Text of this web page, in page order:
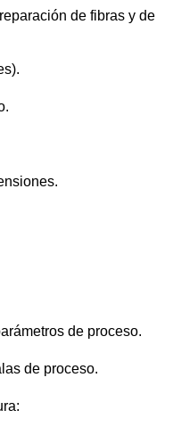
de fibras y de
de proceso.
de proceso.